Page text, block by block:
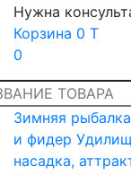
Нужна
Корзина 0 T
0
Зимняя рыбалка
и фидер
насадка,